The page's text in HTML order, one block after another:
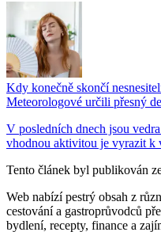
Kdy konečně skončí
Meteorologové určili přesný
V posledních dnech jsou
vhodnou aktivitou je vyrazit k
Tento článek byl publikován
Web nabízí pestrý obsah z
cestování a gastroprůvodců
bydlení, recepty, finance a